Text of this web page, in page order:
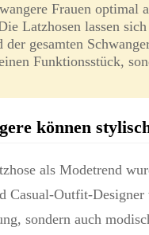
Frauen
Latzhosen lassen
der gesamten
Funktionsstück,
können
als Modetrend
Casual-Outfit-
sondern auch